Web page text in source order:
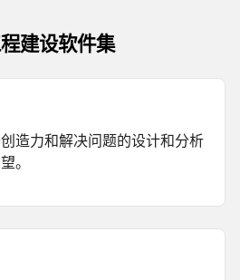
建设软件集
造力和解决问题的设计和分析
。